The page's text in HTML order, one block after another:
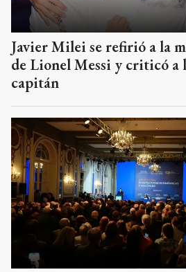
Javier Milei se refirió a la
de Lionel Messi y criticó a
capitán